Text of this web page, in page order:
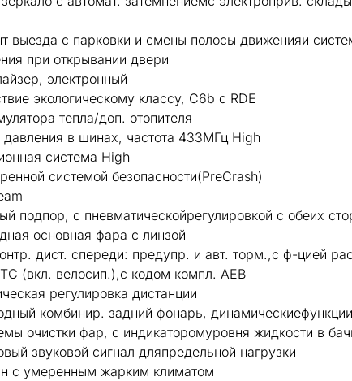
выезда с парковки и смены полосы движенияи
при открывании двери
электронный
экологическому классу, C6b с RDE
тепла/доп. отопителя
давления в шинах, частота 433МГц High
система High
системой безопасности(PreCrash)
подпор, с пневматическойрегулировкой с обеих
основная фара с линзой
дист. спереди: предупр. и авт. торм.,с ф-цией
(вкл. велосип.),с кодом компл. AEB
регулировка дистанции
комбинир. задний фонарь,
очистки фар, с индикаторомуровня жидкости в
звуковой сигнал дляпредельной нагрузки
с умеренным жарким климатом